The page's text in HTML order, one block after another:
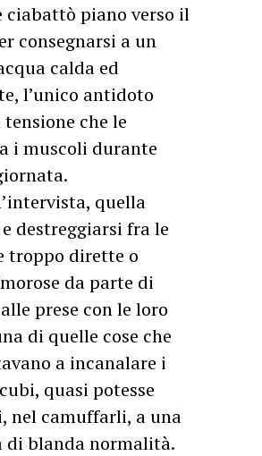
ciabattò piano verso il
consegnarsi a un
calda ed
l’unico antidoto
che le
i muscoli durante
quella
destreggiarsi fra le
troppo dirette o
da parte di
prese con le loro
di quelle cose che
a incanalare i
quasi potesse
nel camuffarli, a una
di blanda normalità.